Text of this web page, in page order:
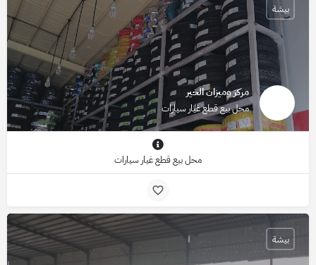
مركز وميزان الخير
محل بيع قطع غيار سيارات
بيشة
محل بيع قطع غيار سيارات
بيشة